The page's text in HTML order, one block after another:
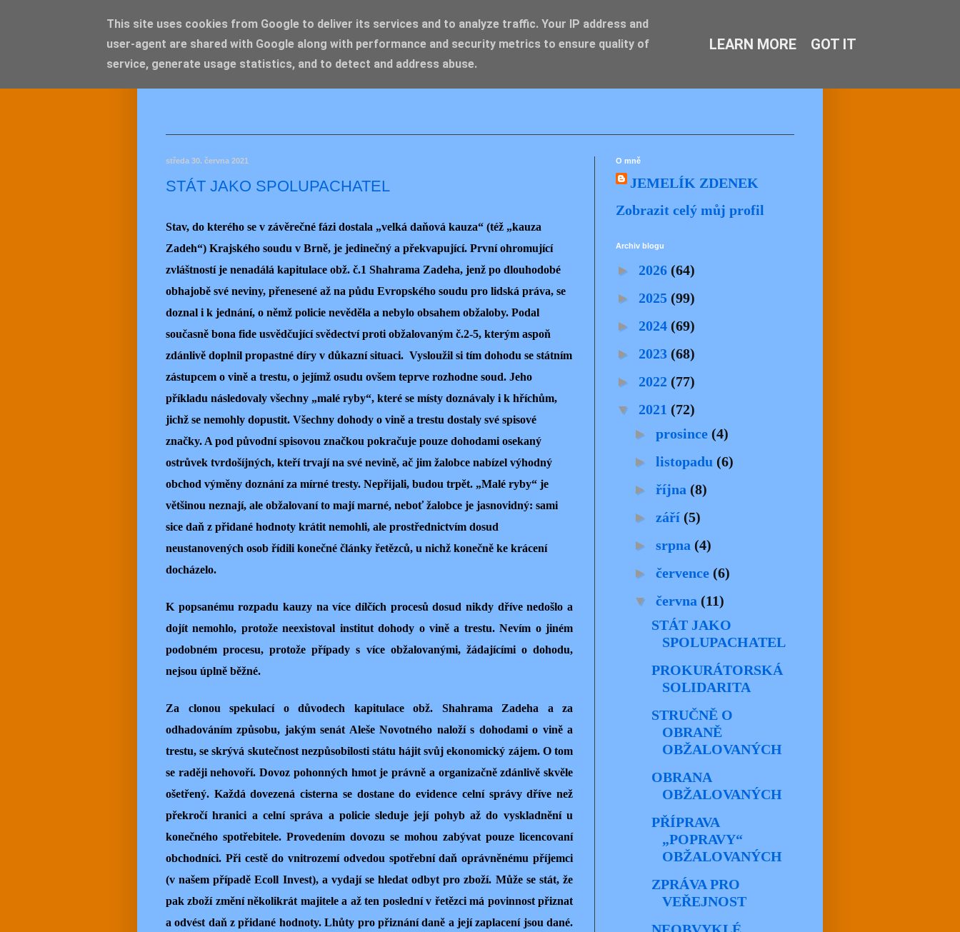
JEMELIK ZDENĚK
středa 30. června 2021
STÁT JAKO SPOLUPACHATEL
Stav, do kterého se v závěrečné fázi dostala „velká daňová kauza“ (též „kauza
Zadeh“) Krajského soudu v Brně, je jedinečný a překvapující. První ohromující
zvláštností je nenadálá kapitulace obž. č.1 Shahrama Zadeha, jenž po dlouhodobé
obhajobě své neviny, přenesené až na půdu Evropského soudu pro lidská práva, se
doznal i k jednání, o němž policie nevěděla a nebylo obsahem obžaloby. Podal
současně bona fide usvědčující svědectví proti obžalovaným č.2-5, kterým aspoň
zdánlivě doplnil propastné díry v důkazní situaci. Vysloužil si tím dohodu se státním
zástupcem o vině a trestu, o jejímž osudu ovšem teprve rozhodne soud. Jeho
příkladu následovaly všechny „malé ryby“, které se místy doznávaly i k hříchům,
jichž se nemohly dopustit. Všechny dohody o vině a trestu dostaly své spisové
značky. A pod původní spisovou značkou pokračuje pouze dohodami osekaný
ostrůvek tvrdošíjných, kteří trvají na své nevině, ač jim žalobce nabízel výhodný
obchod výměny doznání za mírné tresty. Nepřijali, budou trpět. „Malé ryby“ je
většinou neznají, ale obžalovaní to mají marné, neboť žalobce je jasnovidný: sami
sice daň z přidané hodnoty krátit nemohli, ale prostřednictvím dosud
neustanovených osob řídili konečné články řetězců, u nichž konečně ke krácení
docházelo.
K popsanému rozpadu kauzy na více dílčích procesů dosud nikdy dříve nedošlo a
dojít nemohlo, protože neexistoval institut dohody o vině a trestu. Nevím o jiném
podobném procesu, protože případy s více obžalovanými, žádajícími o dohodu,
nejsou úplně běžné.
Za clonou spekulací o důvodech kapitulace obž. Shahrama Zadeha a za
odhadováním způsobu, jakým senát Aleše Novotného naloží s dohodami o vině a
trestu, se skrývá skutečnost nezpůsobilosti státu hájit svůj ekonomický zájem. O tom
se raději nehovoří. Dovoz pohonných hmot je právně a organizačně zdánlivě skvěle
ošetřený. Každá dovezená cisterna se dostane do evidence celní správy dříve než
překročí hranici a celní správa a policie sleduje její pohyb až do vyskladnění u
konečného spotřebitele. Provedením dovozu se mohou zabývat pouze licencovaní
obchodníci. Při cestě do vnitrozemí odvedou spotřební daň oprávněnému příjemci
(v našem případě Ecoll Invest), a vydají se hledat odbyt pro zboží. Může se stát, že
pak zboží změní několikrát majitele a až ten poslední v řetězci má povinnost přiznat
a odvést daň z přidané hodnoty. Lhůty pro přiznání daně a její zaplacení jsou dané.
O mně
JEMELÍK ZDENEK
Zobrazit celý můj profil
Archiv blogu
► 2026 (64)
► 2025 (99)
► 2024 (69)
► 2023 (68)
► 2022 (77)
▼ 2021 (72)
► prosince (4)
► listopadu (6)
► října (8)
► září (5)
► srpna (4)
► července (6)
▼ června (11)
STÁT JAKO
SPOLUPACHATEL
PROKURÁTORSKÁ
SOLIDARITA
STRUČNĚ O
OBRANĚ
OBŽALOVANÝCH
OBRANA
OBŽALOVANÝCH
PŘÍPRAVA
„POPRAVY“
OBŽALOVANÝCH
ZPRÁVA PRO
VEŘEJNOST
This site uses cookies from Google to deliver its services and to analyze traffic. Your IP address and
user-agent are shared with Google along with performance and security metrics to ensure quality of
service, generate usage statistics, and to detect and address abuse.
LEARN MORE GOT IT